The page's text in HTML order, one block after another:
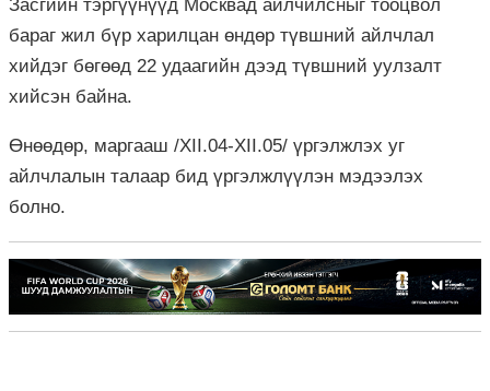
Засгийн тэргүүнүүд Москвад айлчилсныг тооцвол
бараг жил бүр харилцан өндөр түвшний айлчлал
хийдэг бөгөөд 22 удаагийн дээд түвшний уулзалт
хийсэн байна.
Өнөөдөр, маргааш /XII.04-XII.05/ үргэлжлэх уг
айлчлалын талаар бид үргэлжлүүлэн мэдээлэх
болно.